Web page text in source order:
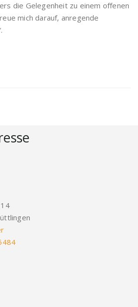
die Gelegenheit zu einem offenen
mich darauf, anregende